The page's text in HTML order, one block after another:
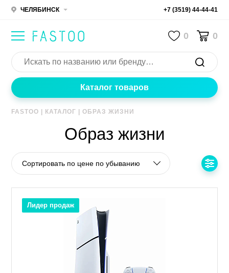
ЧЕЛЯБИНСК +7 (3519) 44-44-41
0 0
Каталог товаров
FASTOO КАТАЛОГ |ОБРАЗ ЖИЗНИ
Образ жизни
Сортировать по цене по убыванию
Лидер продаж